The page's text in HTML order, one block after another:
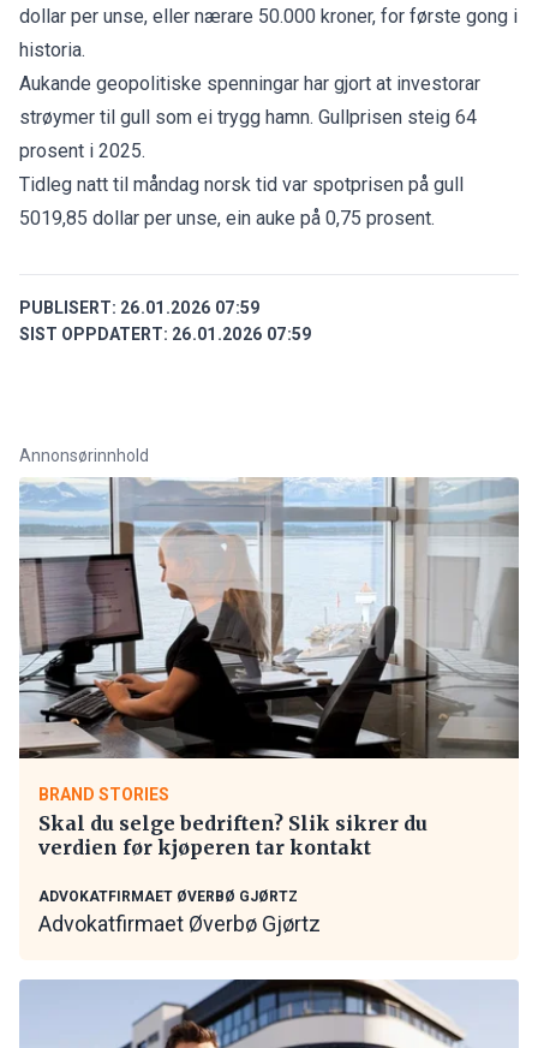
dollar per unse, eller nærare 50.000 kroner, for første gong i
historia.
Aukande geopolitiske spenningar har gjort at investorar
strøymer til gull som ei trygg hamn. Gullprisen steig 64
prosent i 2025.
Tidleg natt til måndag norsk tid var spotprisen på gull
5019,85 dollar per unse, ein auke på 0,75 prosent.
PUBLISERT: 26.01.2026 07:59
SIST OPPDATERT: 26.01.2026 07:59
Annonsørinnhold
BRAND STORIES
Skal du selge bedriften? Slik sikrer du
verdien før kjøperen tar kontakt
ADVOKATFIRMAET ØVERBØ GJØRTZ
Advokatfirmaet Øverbø Gjørtz